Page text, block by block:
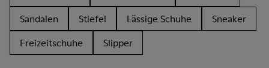
Sandalen
Stiefel Lässige Schuhe
Sneaker
Freizeitschuhe
Slipper